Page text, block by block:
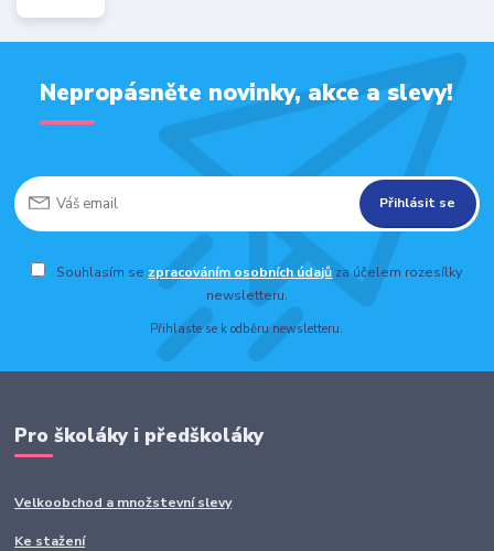
Nepropásněte novinky, akce a slevy!
Přihlásit se
Souhlasím se zpracováním osobních údajů za účelem rozesílky
newsletteru.
Přihlaste se k odběru newsletteru.
Pro školáky i předškoláky
Velkoobchod a množstevní slevy
Ke stažení